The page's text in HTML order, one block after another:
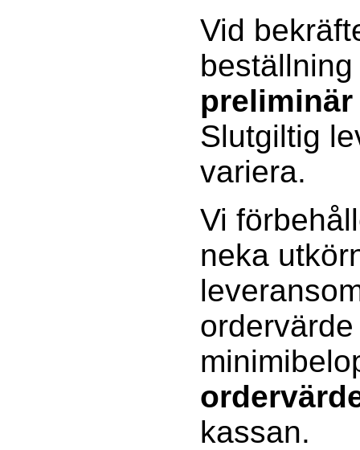
Vid
Slutgiltig
variera.
Vi
neka
kassan.